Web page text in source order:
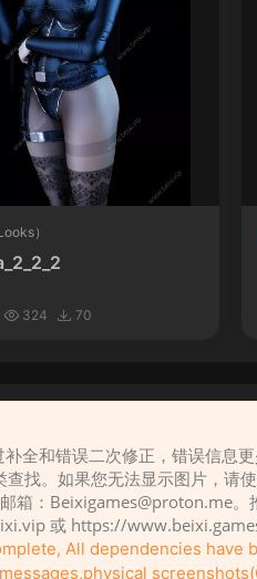
）
324 70
请先登录
全和错误二次修正，错误信息
找。如果您无法显示图片，请
箱： Beixigames@proton.me。
或 https://
All dependencies have